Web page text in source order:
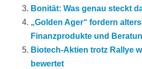
Bonität: Was genau steckt
„Golden Ager“ fordern
Finanzprodukte und
Biotech-Aktien trotz Rallye
bewertet